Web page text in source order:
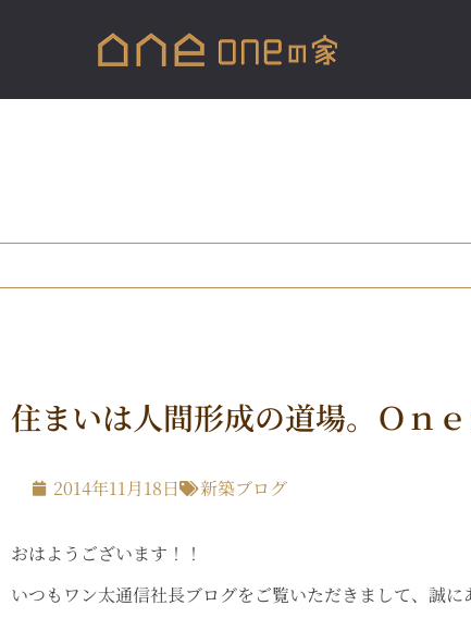
住まいは人間形成の道場。Ｏｎ
2014年11月18日 新築ブログ
おはようございます！！
いつもワン太通信社長ブログをご覧いただきまして、誠に